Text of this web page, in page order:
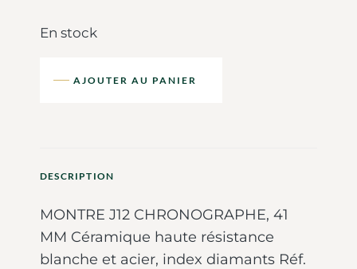
En stock
AJOUTER AU PANIER
DESCRIPTION
MONTRE J12 CHRONOGRAPHE, 41
MM Céramique haute résistance
blanche et acier, index diamants Réf.